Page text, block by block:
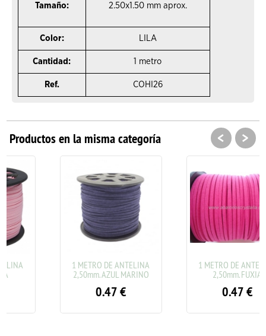
Tamaño: 2.50x1.50 mm aprox.
Color: LILA
Cantidad: 1 metro
Ref. COHI26
Productos en la misma categoría
1 METRO DE ANTELINA
2,50mm. AZUL MARINO
1 METRO DE ANTELINA
2,50mm. FUXIA
< >